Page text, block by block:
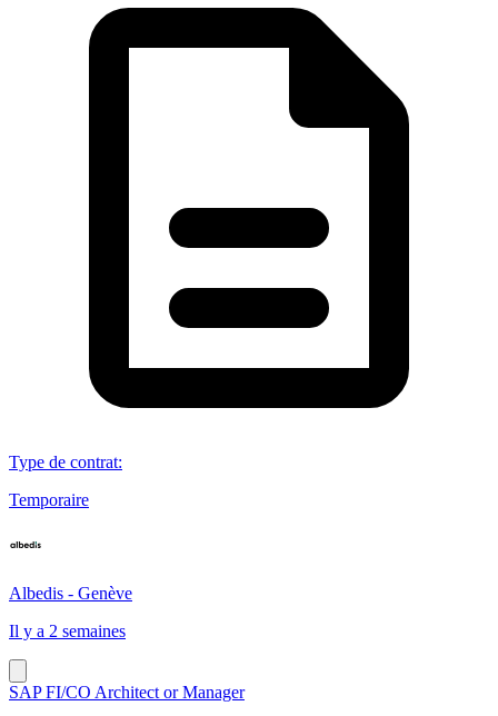
Type de contrat:
Temporaire
Albedis - Genève
Il y a 2 semaines
SAP FI/CO Architect or Manager